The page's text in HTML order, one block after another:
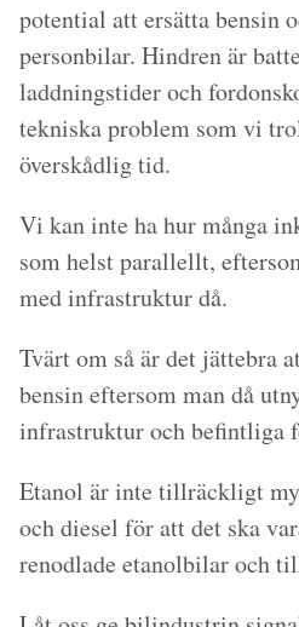
potential att ersätta bensin
personbilar. Hindren är
laddningstider och
tekniska problem som vi
överskådlig tid.
Vi kan inte ha hur många
som helst parallellt,
med infrastruktur då.
Tvärt om så är det jättebra
bensin eftersom man då
infrastruktur och befintliga
Etanol är inte tillräckligt
och diesel för att det ska
renodlade etanolbilar och